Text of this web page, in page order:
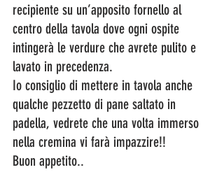
recipiente su un’apposito fornello al
centro della tavola dove ogni ospite
intingerà le verdure che avrete pulito e
lavato in precedenza.
Io consiglio di mettere in tavola anche
qualche pezzetto di pane saltato in
padella, vedrete che una volta immerso
nella cremina vi farà impazzire!!
Buon appetito..